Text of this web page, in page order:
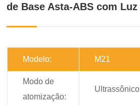
de Base Asta-ABS com Luz
Modelo: M21
Modo de
atomização:
Ultrassônico